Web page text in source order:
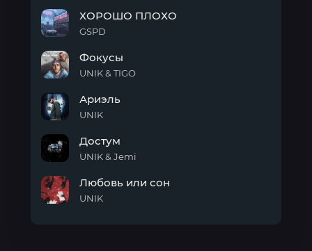
будет
хорошо
&
Mavik
Митя
Фомин)
ПЛОХО
ХОРОШО ПЛОХО
GSPD
Фокусы
UNIK & TIGO
Ариэль
UNIK
Достум
UNIK & Jemi
Любовь или сон
UNIK